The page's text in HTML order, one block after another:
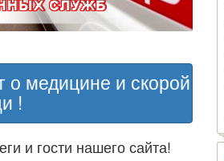
о медицине и скорой
!
и гости нашего сайта!